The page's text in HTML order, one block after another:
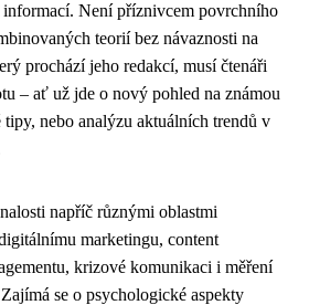
Není příznivcem povrchního
teorií bez návaznosti na
prochází jeho redakcí, musí čtenáři
– ať už jde o nový pohled na známou
nebo analýzu aktuálních trendů v
napříč různými oblastmi
marketingu, content
krizové komunikaci i měření
se o psychologické aspekty